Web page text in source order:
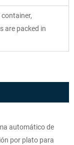
container,
are packed in
automático de
por plato para